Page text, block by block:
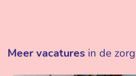
Meer vacatures in de zorg